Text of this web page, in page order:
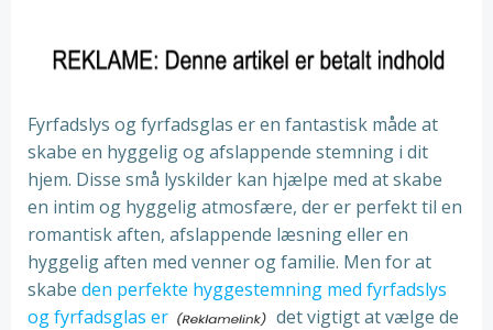
Fyrfadslys og fyrfadsglas er en fantastisk måde at
skabe en hyggelig og afslappende stemning i dit
hjem. Disse små lyskilder kan hjælpe med at skabe
en intim og hyggelig atmosfære, der er perfekt til en
romantisk aften, afslappende læsning eller en
hyggelig aften med venner og familie. Men for at
skabe den perfekte hyggestemning med fyrfadslys
og fyrfadsglas er
det vigtigt at vælge de